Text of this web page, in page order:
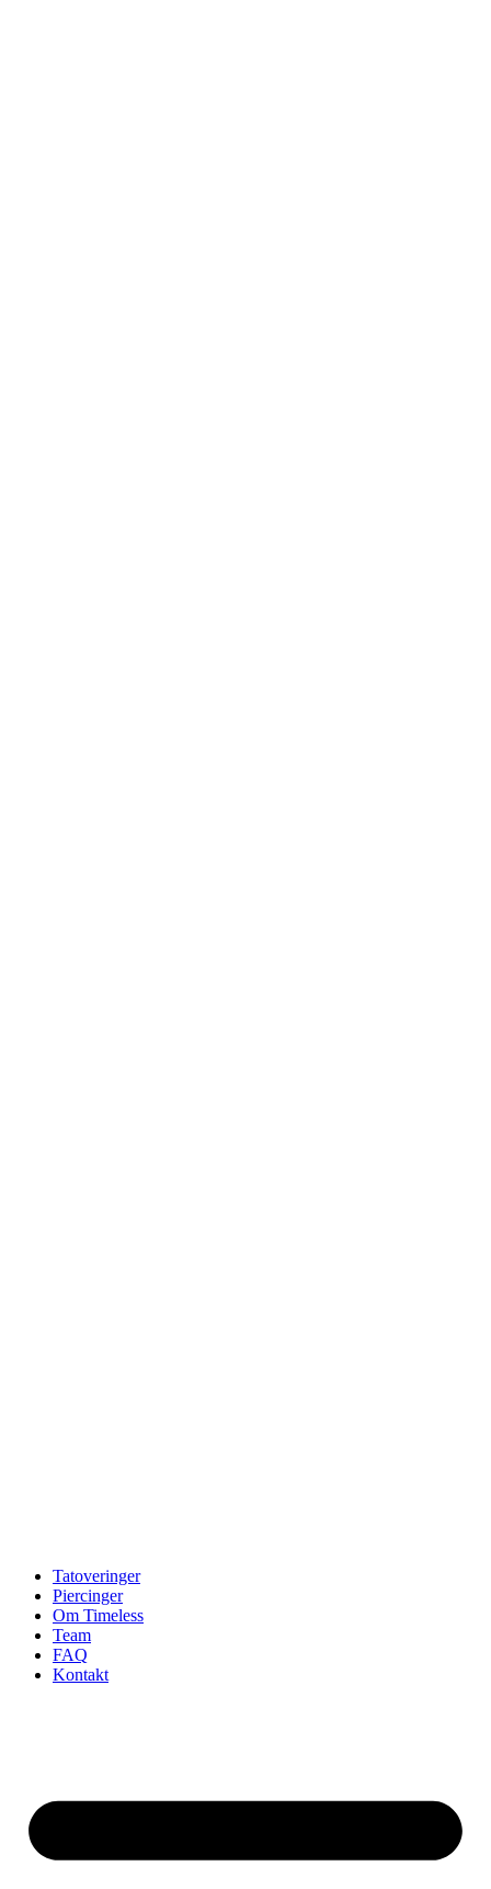
Tatoveringer
Piercinger
Om Timeless
Team
FAQ
Kontakt